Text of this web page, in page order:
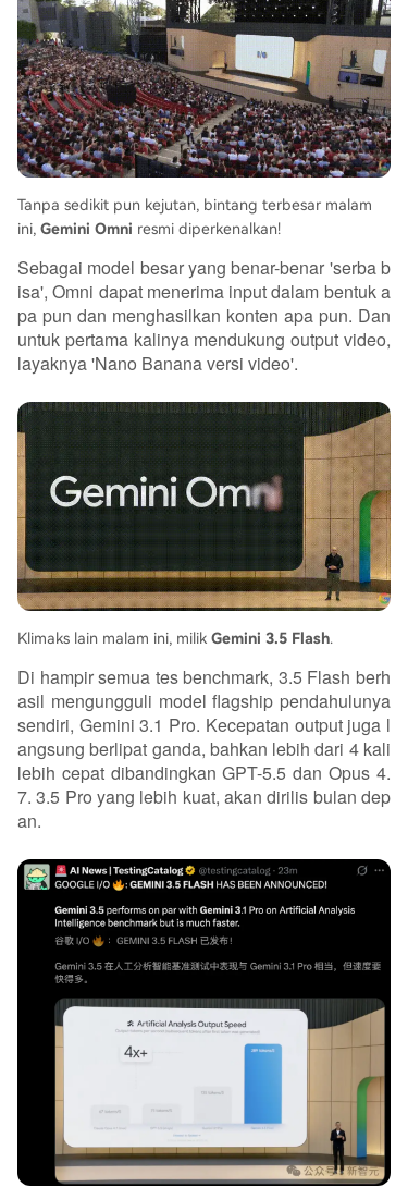
bih otonom dan canggih.
Tanpa sedikit pun kejutan, bintang terbesar malam
ini, Gemini Omni resmi diperkenalkan!
Sebagai model besar yang benar-benar 'serba b
isa', Omni dapat menerima input dalam bentuk a
pa pun dan menghasilkan konten apa pun. Dan
untuk pertama kalinya mendukung output video,
layaknya 'Nano Banana versi video'.
Klimaks lain malam ini, milik Gemini 3.5 Flash.
Di hampir semua tes benchmark, 3.5 Flash berh
asil mengungguli model flagship pendahulunya
sendiri, Gemini 3.1 Pro. Kecepatan output juga l
angsung berlipat ganda, bahkan lebih dari 4 kali
lebih cepat dibandingkan GPT-5.5 dan Opus 4.
7. 3.5 Pro yang lebih kuat, akan dirilis bulan dep
an.